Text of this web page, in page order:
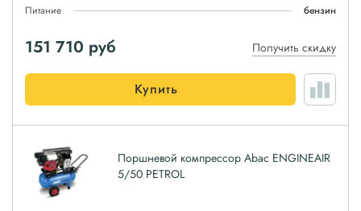
Питание
бензин
151 710 руб Получить скидку
Купить
Поршневой компрессор Abac ENGINEAIR
5/50 PETROL